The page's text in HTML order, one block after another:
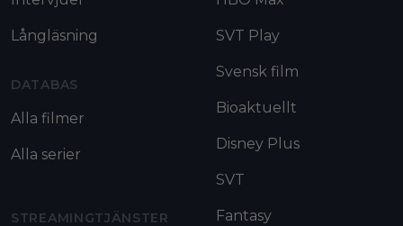
Långläsning
DATABAS
Alla filmer
Alla serier
STREAMINGTJÄNSTER
SVT Play
Svensk film
Bioaktuellt
Disney Plus
SVT
Fantasy